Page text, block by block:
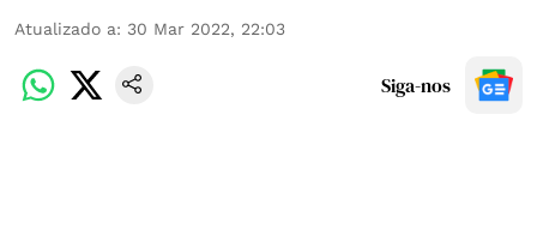
Atualizado a: 30 Mar 2022, 22:03
Siga-nos